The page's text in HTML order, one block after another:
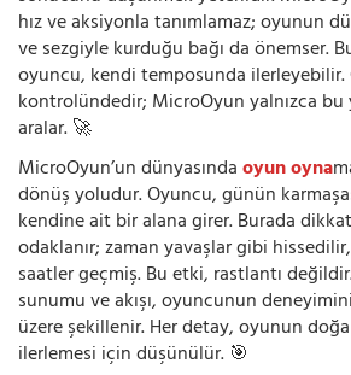
hız ve aksiyonla tanımlamaz; oyunun
ve sezgiyle kurduğu bağı da önemser.
oyuncu, kendi temposunda
kontrolündedir; MicroOyun yalnızca bu
aralar. 🚀
MicroOyun’un dünyasındaoyun oyna
dönüş yoludur. Oyuncu, günün
kendine ait bir alana girer. Burada
odaklanır; zaman yavaşlar gibi
saatler geçmiş. Bu etki, rastlantı
sunumu ve akışı, oyuncunun
üzere şekillenir. Her detay, oyunun
ilerlemesi için düşünülür. 🎯